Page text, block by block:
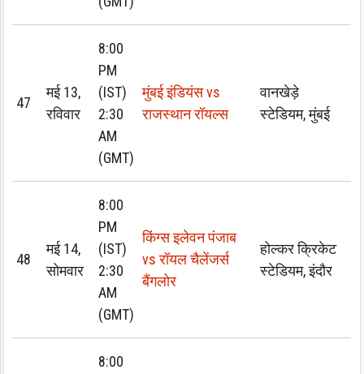
47
मई 13,
रविवार
8:00
PM
(IST)
2:30
AM
(GMT)
मुंबई इंडियंस vs
राजस्थान रॉयल्स
वानखेड़े
स्टेडियम, मुंबई
48
मई 14,
सोमवार
8:00
PM
(IST)
2:30
AM
(GMT)
किंग्स इलेवन पंजाब
vs रॉयल चैलेंजर्स
बैंगलोर
होल्कर क्रिकेट
स्टेडियम, इंदौर
8:00